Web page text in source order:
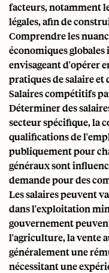
facteurs, notamment
légales, afin de
Comprendre les
économiques
envisageant d'opérer
pratiques de salaire
Salaires compétitifs
Déterminer des
secteur spécifique, la
qualifications de
publiquement pour
généraux sont
demande pour des
Les salaires peuvent
dans l'exploitation
gouvernement
l'agriculture, la vente
généralement une
nécessitant une